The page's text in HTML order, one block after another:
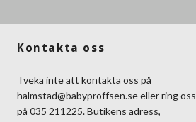
Kontakta oss
Tveka inte att kontakta oss på
halmstad@babyproffsen.seeller ring oss
på 035 211225. Butikens adress,